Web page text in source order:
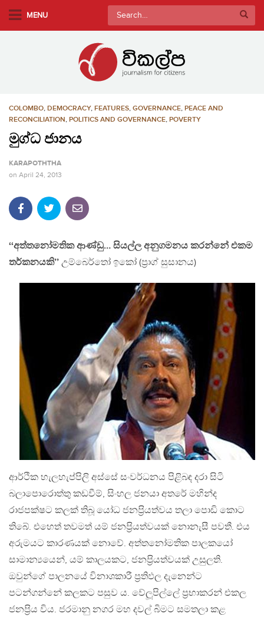
MENU
Search
for:
COLOMBO, DEMOCRACY, FEATURES, GOVERNANCE, PEACE AND
RECONCILIATION, POLITICS AND GOVERNANCE, POVERTY
මුග්ධ ජානය
KARAPOTHTHA
on April 24, 2013
‘‘අත්තනෝමතික ආණ්ඩු… සියල්ල අනුගමනය කරන්නේ එකම
තර්කනයකි’’ උම්බෙර්තෝ ඉකෝ (ප‍්‍රාග් සුසානය)
ආර්ථික හැලහැප්පිලි අස්සේ සංවර්ධනය පිළිබඳ දරා සිටි
බලාපොරොත්තු කඩවීම්, සිංහල ජනයා අතරේ මහින්ද
රාජපක්ෂට කලක් තිබූ යෝධ ජනප‍්‍රියත්වය තලා පොඩි කොට
තිබේ. එහෙත් තවමත් යම් ජනප‍්‍රියත්වයක් නොනැසී පවතී. එය
අරුමයට කාරණයක් නොවේ. අත්තනෝමතික පාලකයෝ
සාමාන්‍යයෙන්, යම් කාලයකට, ජනප‍්‍රියත්වයක් උසුලති.
ඔවුන්ගේ පාලනයේ විනාශකාරී ප‍්‍රතිඵල දැනෙන්ට
පටන්ගන්නේ කලකට පසුව ය. වේලූපිල්ලේ ප‍්‍රභාකරන් එකල
ජනප‍්‍රිය විය. ජරමානු නගර මහ දවල් බිමට සමතලා කළ